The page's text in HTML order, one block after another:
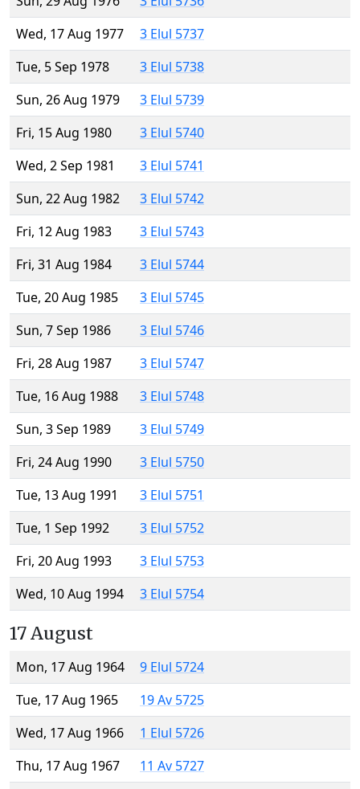
Wed, 17 Aug 1977
3 Elul 5737
Tue, 5 Sep 1978
3 Elul 5738
Sun, 26 Aug 1979
3 Elul 5739
Fri, 15 Aug 1980
3 Elul 5740
Wed, 2 Sep 1981
3 Elul 5741
Sun, 22 Aug 1982
3 Elul 5742
Fri, 12 Aug 1983
3 Elul 5743
Fri, 31 Aug 1984
3 Elul 5744
Tue, 20 Aug 1985
3 Elul 5745
Sun, 7 Sep 1986
3 Elul 5746
Fri, 28 Aug 1987
3 Elul 5747
Tue, 16 Aug 1988
3 Elul 5748
Sun, 3 Sep 1989
3 Elul 5749
Fri, 24 Aug 1990
3 Elul 5750
Tue, 13 Aug 1991
3 Elul 5751
Tue, 1 Sep 1992
3 Elul 5752
Fri, 20 Aug 1993
3 Elul 5753
Wed, 10 Aug 1994
3 Elul 5754
17 August
Mon, 17 Aug 1964
9 Elul 5724
Tue, 17 Aug 1965
19 Av 5725
Wed, 17 Aug 1966
1 Elul 5726
Thu, 17 Aug 1967
11 Av 5727